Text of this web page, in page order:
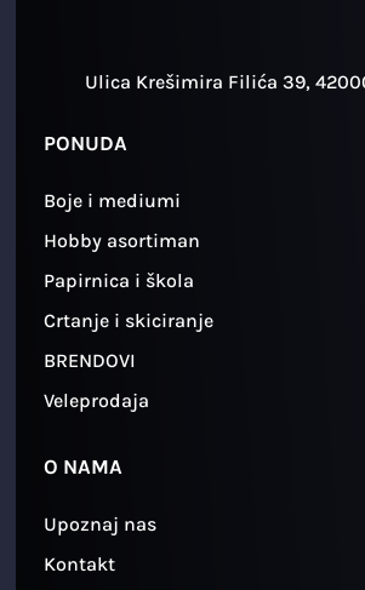
Ulica Krešimira Filića 39,
PONUDA
Boje i mediumi
Hobby asortiman
Papirnica i škola
Crtanje i skiciranje
BRENDOVI
Veleprodaja
O NAMA
Upoznaj nas
Kontakt